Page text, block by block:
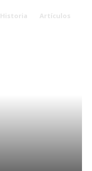
Historia Artículos